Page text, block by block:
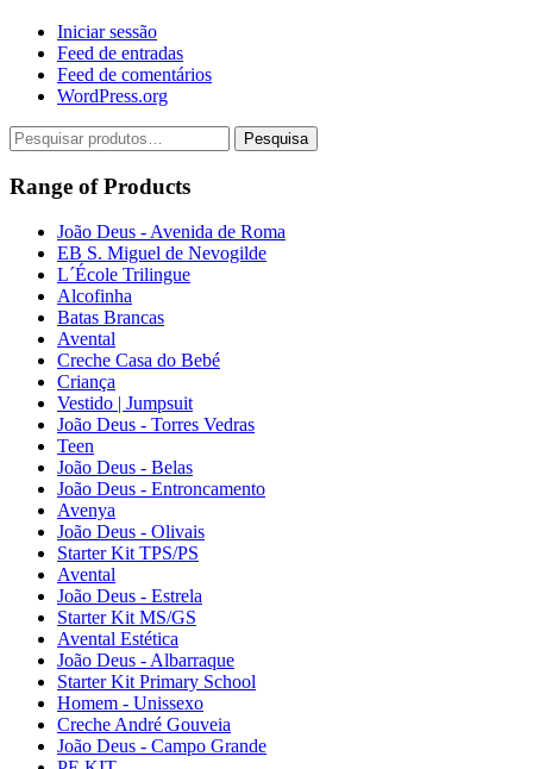
Iniciar sessão
Feed de entradas
Feed de comentários
WordPress.org
Pesquisar
por:
Pesquisa
Range of Products
João Deus - Avenida de Roma
EB S. Miguel de Nevogilde
L´École Trilingue
Alcofinha
Batas Brancas
Avental
Creche Casa do Bebé
Criança
Vestido | Jumpsuit
João Deus - Torres Vedras
Teen
João Deus - Belas
João Deus - Entroncamento
Avenya
João Deus - Olivais
Starter Kit TPS/PS
Avental
João Deus - Estrela
Starter Kit MS/GS
Avental Estética
João Deus - Albarraque
Starter Kit Primary School
Homem - Unissexo
Creche André Gouveia
João Deus - Campo Grande